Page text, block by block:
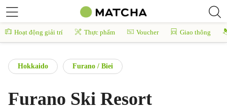
Hoạt động giải trí Thực phẩm Voucher Giao thông
Hokkaido Furano / Biei
Furano Ski Resort